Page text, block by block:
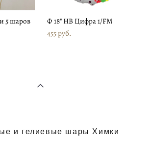
5 шаров
Ф 18" HB Цифра 1/FM
455 pуб.
и гелиевые шары Химки